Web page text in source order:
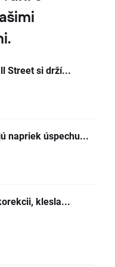
Street si drží...
napriek úspechu...
klesla...